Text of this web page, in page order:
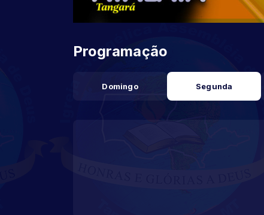
Programação
Domingo Segunda